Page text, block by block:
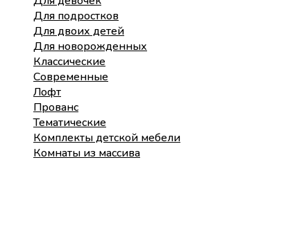
Для подростков
Для двоих детей
Для новорожденных
Классические
Современные
Лофт
Прованс
Тематические
Комплекты детской мебели
Комнаты из массива